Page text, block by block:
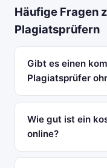
Häufige Fragen
Plagiatsprüfern
Gibt es einen
Plagiatsprüfer
Wie gut ist ein
online?